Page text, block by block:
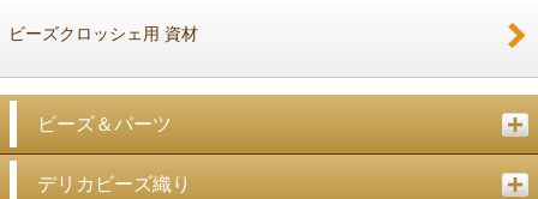
ビーズクロッシェ用 資材
ビーズ＆パーツ
デリカビーズ織り